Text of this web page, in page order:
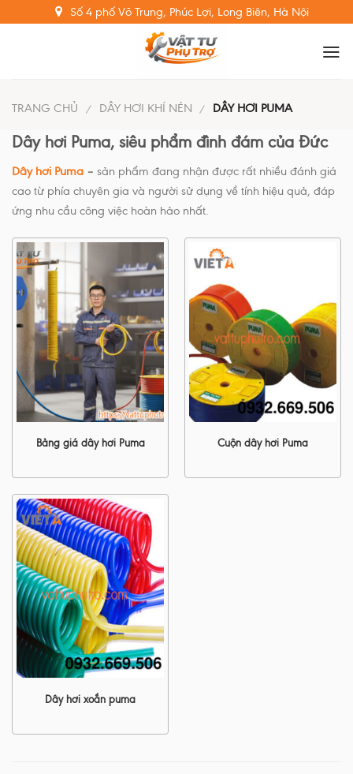
to
Số 4 phố Võ Trung, Phúc Lợi, Long Biên, Hà Nội
TRANG CHỦ / DÂY HƠI KHÍ NÉN / DÂY HƠI PUMA
Dây hơi Puma, siêu phẩm đình đám của Đức
Dây hơi Puma – sản phẩm đang nhận được rất nhiều đánh giá
cao từ phía chuyên gia và người sử dụng về tính hiệu quả, đáp
ứng nhu cầu công việc hoàn hảo nhất.
Bảng giá dây hơi Puma Cuộn dây hơi Puma
Dây hơi xoắn puma